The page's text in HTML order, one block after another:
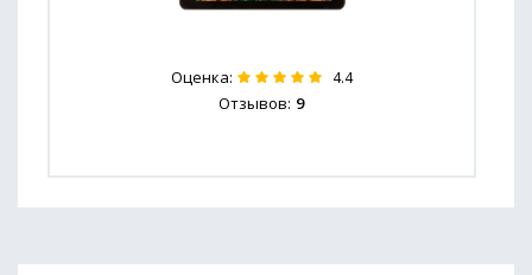
Оценка: 4.4
Отзывов: 9